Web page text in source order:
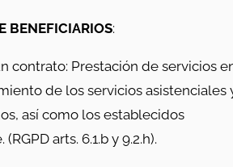
BENEFICIARIOS:
contrato: Prestación de servicios
de los servicios asistenciales
así como los establecidos
arts. 6.1.b y 9.2.h).